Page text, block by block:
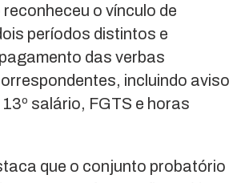
o vínculo de
períodos distintos e
das verbas
incluindo aviso
salário, FGTS e horas
que o conjunto probatório